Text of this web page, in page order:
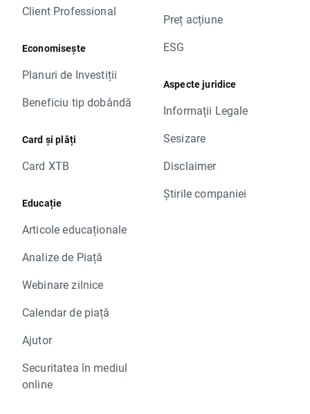
Client Professional
Economisește
Planuri de Investiții
Beneficiu tip dobândă
Card și plăți
Card XTB
Educație
Articole educaționale
Analize de Piață
Webinare zilnice
Calendar de piață
Ajutor
Securitatea în mediul
online
Preț acțiune
ESG
Aspecte juridice
Informații Legale
Sesizare
Disclaimer
Știrile companiei